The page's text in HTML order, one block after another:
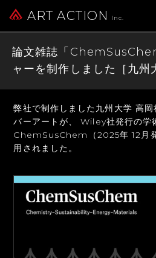
ART ACTION Inc.
論文雑誌「
ャーを制作しました［九州
弊社で制作しました九州大学 高
バーアートが、
Wiley社発行の学
ChemSusChem（2025年 12月発
用されました。